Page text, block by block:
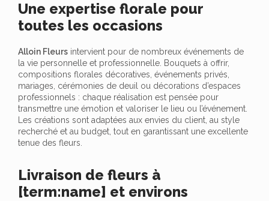
Une expertise florale pour
toutes les occasions
Alloin Fleurs intervient pour de nombreux événements de
la vie personnelle et professionnelle. Bouquets à offrir,
compositions florales décoratives, événements privés,
mariages, cérémonies de deuil ou décorations d’espaces
professionnels : chaque réalisation est pensée pour
transmettre une émotion et valoriser le lieu ou l’événement.
Les créations sont adaptées aux envies du client, au style
recherché et au budget, tout en garantissant une excellente
tenue des fleurs.
Livraison de fleurs à
[term:name] et environs